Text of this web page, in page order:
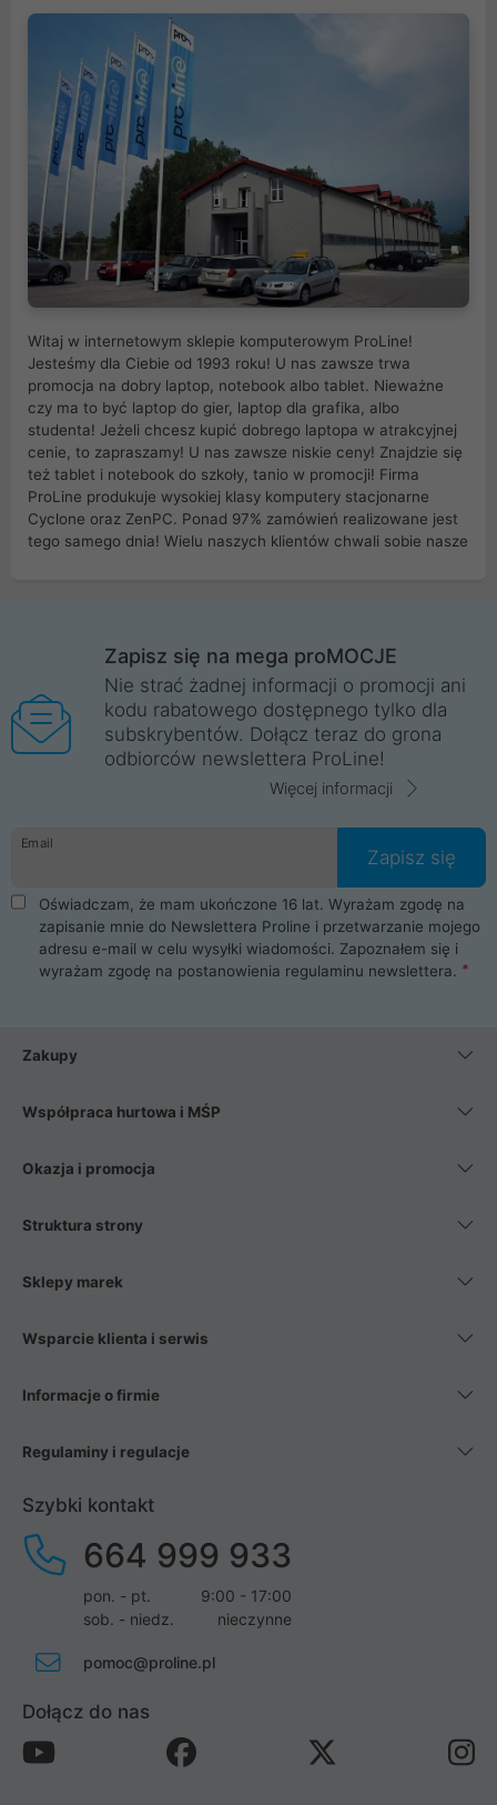
Witaj w internetowym sklepie komputerowym ProLine!
Jesteśmy dla Ciebie od 1993 roku! U nas zawsze trwa
promocja na dobry laptop, notebook albo tablet. Nieważne
czy ma to być laptop do gier, laptop dla grafika, albo
studenta! Jeżeli chcesz kupić dobrego laptopa w atrakcyjnej
cenie, to zapraszamy! U nas zawsze niskie ceny! Znajdzie się
też tablet i notebook do szkoły, tanio w promocji! Firma
ProLine produkuje wysokiej klasy komputery stacjonarne
Cyclone oraz ZenPC. Ponad 97% zamówień realizowane jest
tego samego dnia! Wielu naszych klientów chwali sobie nasze
Wrocław, Poznań, Legnica, Katowice, Gliwice, Kalisz, Bytom,
Trzebnica, Opole. Szybka i profesjonalna obsługa!
ProLine to polska firma ze 100% polskim kapitałem. Działamy
legalnie i płacimy podatki w naszym kraju! Posiadamy siedzibę
główną w Mirkowie oraz salony na terenie kraju. Cała
komunikacja ze sklepem komputerowym ProLine jest
danych osobowych. Dlatego zakup notebooka albo laptopa w
ProLine to czysta przyjemność i pełne bezpieczeństwo.
Zaopatrzysz się u nas w akcesoria i części komputerowe
takie jak procesory, karty graficzne, płyty główne, pamięci,
dyski SSD, M.2 oraz HDD. Nasi pracownicy pomogą Ci wybrać
najlepszy zasilacz komputerowy oraz obudowę do komputera.
Poza komputerami mamy również najlepsze na rynku
Smartfony takich producentów jak Xiaomi, Apple, Samsung i
wentylatory. Na koniec mając już to wszystko, możesz
Zapisz się na mega proMOCJE
Nie strać żadnej informacji o promocji ani
kodu rabatowego dostępnego tylko dla
subskrybentów. Dołącz teraz do grona
odbiorców newslettera ProLine!
Więcej informacji
Email
Zapisz się
Oświadczam, że mam ukończone 16 lat. Wyrażam zgodę na
zapisanie mnie do Newslettera Proline i przetwarzanie mojego
adresu e-mail w celu wysyłki wiadomości. Zapoznałem się i
wyrażam zgodę na postanowienia regulaminu newslettera.
Zakupy
Współpraca hurtowa i MŚP
Okazja i promocja
Struktura strony
Sklepy marek
Wsparcie klienta i serwis
Informacje o firmie
Regulaminy i regulacje
Szybki kontakt
664 999 933
pon. - pt.
9:00 - 17:00
sob. - niedz.
nieczynne
pomoc@proline.pl
Dołącz do nas